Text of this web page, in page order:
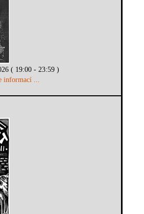
( 19:00 - 23:59 )
informací ...